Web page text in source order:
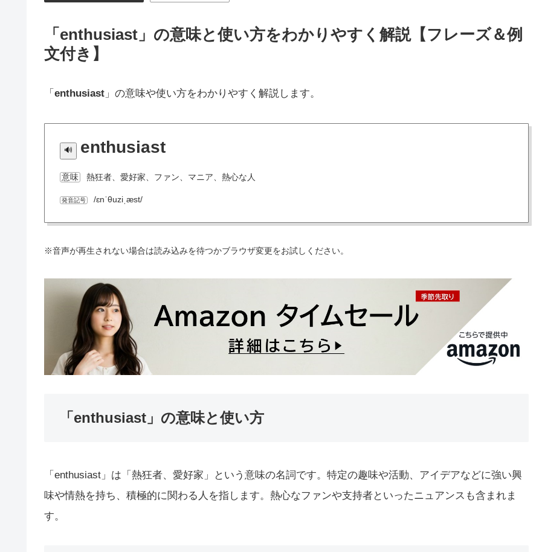
「enthusiast」の意味と使い方をわかりやすく解説【フレーズ＆例
文付き】
「 enthusiast 」の意味や使い方をわかりやすく解説します。
enthusiast
意味 熱狂者、愛好家、ファン、マニア、熱心な人
発音記号 /ɛnˈθuziˌæst/
※音声が再生されない場合は読み込みを待つかブラウザ変更をお試しください。
「enthusiast」の意味と使い方
「enthusiast」は「熱狂者、愛好家」という意味の名詞です。特定の趣味や活動、アイデアなどに強い興
味や情熱を持ち、積極的に関わる人を指します。熱心なファンや支持者といったニュアンスも含まれま
す。